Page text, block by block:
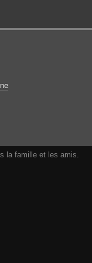
la famille et les amis.